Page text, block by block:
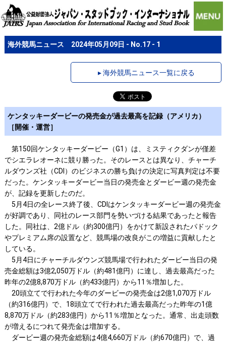
海外競馬ニュース 2024年05月09日 - No.17 - 1
▸ 海外競馬ニュース一覧に戻る
ケンタッキーダービーの発売金が過去最高を記録（アメリカ）
［開催・運営］
第150回ケンタッキーダービー（G1）は、ミスティクダンが僅差
でシエラレオーネに競り勝った。そのレースとは異なり、チャーチ
ルダウンズ社（CDI）のビジネスの勝ち負けの決定に写真判定は不要
だった。ケンタッキーダービー当日の発売金とダービー週の発売金
が、記録を更新したのだ。
5月4日の全レース終了後、CDIはケンタッキーダービー週の発売金
が好調であり、同社のレース部門を勢いづける結果であったと報告
した。同社は、2億ドル（約300億円）をかけて新設されたパドック
やプレミアム席の設置など、競馬場の改良がこの増益に貢献したと
している。
5月4日にチャーチルダウンズ競馬場で行われたダービー当日の発
売金総額は3億2,050万ドル（約481億円）に達し、過去最高だった
昨年の2億8,870万ドル（約433億円）から11％増加した。
20頭立てで行われた今年のダービーの発売金は2億1,070万ドル
（約316億円）で、18頭立てで行われた過去最高だった昨年の1億
8,870万ドル（約283億円）から11％増加となった。通常、出走頭数
が増えるにつれて発売金は増加する。
ダービー週の発売金総額は4億4,660万ドル（約670億円）で、過